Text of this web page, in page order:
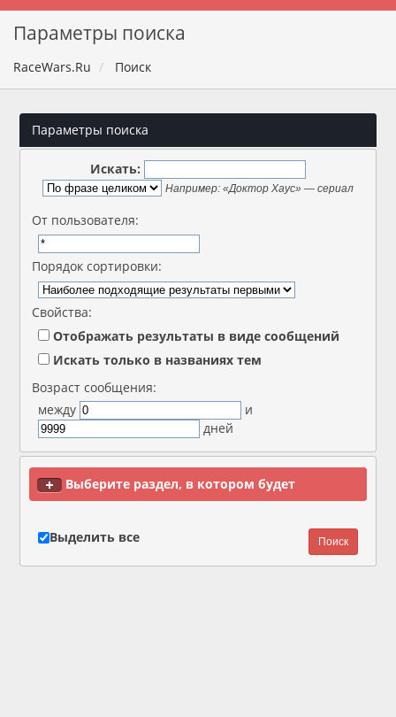
Параметры поиска
RaceWars.Ru Поиск
Параметры поиска
Искать:
Например: «Доктор Хаус» — сериал
От пользователя:
Порядок сортировки:
Свойства:
Отображать результаты в виде сообщений
Искать только в названиях тем
Возраст сообщения:
между
и
дней
Выберите раздел, в котором будет
Выделить все